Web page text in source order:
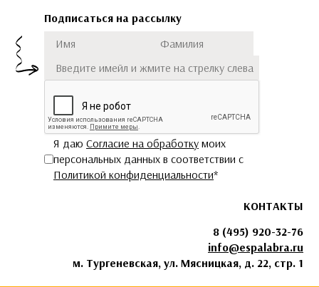
Подписаться на рассылку
Имя
Фамилия
Я даю Согласие на обработку моих
персональных данных в соответствии с
Политикой конфиденциальности*
Подписаться
КОНТАКТЫ
8 (495) 920-32-76
info@espalabra.ru
м. Тургеневская, ул. Мясницкая, д. 22, стр. 1